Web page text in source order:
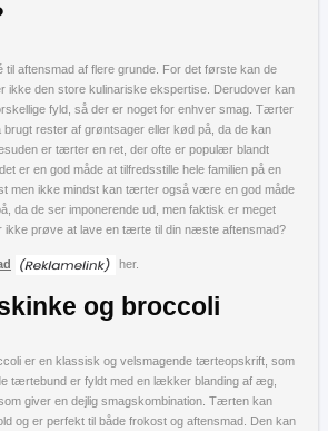
aftensmad af flere grunde. For det første kan de
ikke den store kulinariske ekspertise. Derudover kan
fyld, så der er noget for enhver smag. Tærter
brugt rester af grøntsager eller kød på, da de kan
er tærter en ret, der ofte er populær blandt
er en god måde at tilfredsstille hele familien på en
men ikke mindst kan tærter også være en god måde
da de ser imponerende ud, men faktisk er meget
ikke prøve at lave en tærte til din næste aftensmad?
her.
og broccoli
er en klassisk og velsmagende tærteopskrift, som
tærtebund er fyldt med en lækker blanding af æg,
giver en dejlig smagskombination. Tærten kan
og er perfekt til både frokost og aftensmad. Den kan